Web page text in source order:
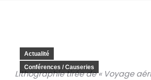
Actualité
Conférences / Causeries
Lithographie tirée de « Voyage